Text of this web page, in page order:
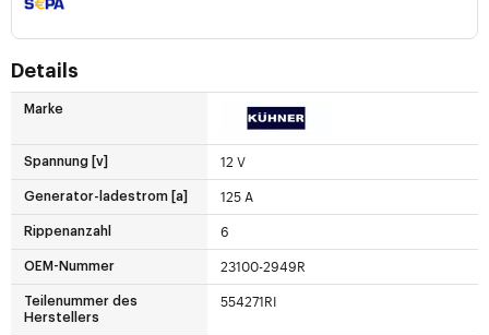
Details
Marke
Spannung [v] 12 V
Generator-ladestrom [a] 125 A
Rippenanzahl 6
OEM-Nummer 23100-2949R
Teilenummer des
Herstellers
554271RI